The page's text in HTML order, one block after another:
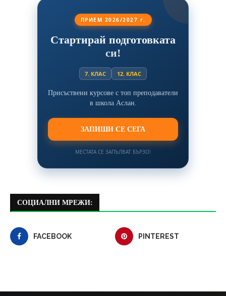
ПРИЕМ 2026/2027 г.
Стартирай подготовката
си!
7. КЛАС 12. КЛАС
Присъствени курсове с топ преподаватели
в школа Аслан.
ЗАПИШИ СЕ СЕГА
МЕСТАТА СЕ ЗАПЪЛВАТ БЪРЗО!
СОЦИАЛНИ МРЕЖИ:
FACEBOOK PINTEREST